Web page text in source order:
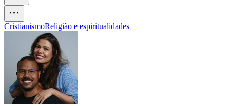
CristianismoReligião e espiritualidades